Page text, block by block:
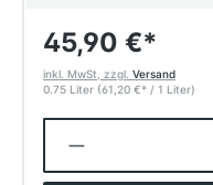
45,90 €*
inkl. MwSt, zzgl. Versand
0.75 Liter (61,20 €* / 1 Liter)
Produkt